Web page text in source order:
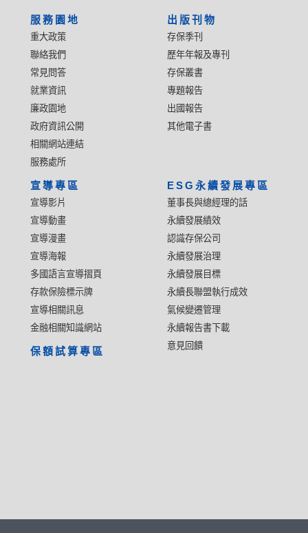
服務園地
重大政策
聯絡我們
常見問答
就業資訊
廉政園地
政府資訊公開
相關網站連結
服務處所
出版刊物
存保季刊
歷年年報及專刊
存保叢書
專題報告
出國報告
其他電子書
宣導專區
宣導影片
宣導動畫
宣導漫畫
宣導海報
多國語言宣導摺頁
存款保險標示牌
宣導相關訊息
金融相關知識網站
ESG永續發展專區
董事長與總經理的話
永續發展績效
認識存保公司
永續發展治理
永續發展目標
永續長聯盟執行成效
氣候變遷管理
永續報告書下載
意見回饋
保額試算專區